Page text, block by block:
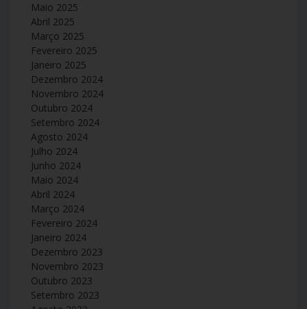
Maio 2025
Abril 2025
Março 2025
Fevereiro 2025
Janeiro 2025
Dezembro 2024
Novembro 2024
Outubro 2024
Setembro 2024
Agosto 2024
Julho 2024
Junho 2024
Maio 2024
Abril 2024
Março 2024
Fevereiro 2024
Janeiro 2024
Dezembro 2023
Novembro 2023
Outubro 2023
Setembro 2023